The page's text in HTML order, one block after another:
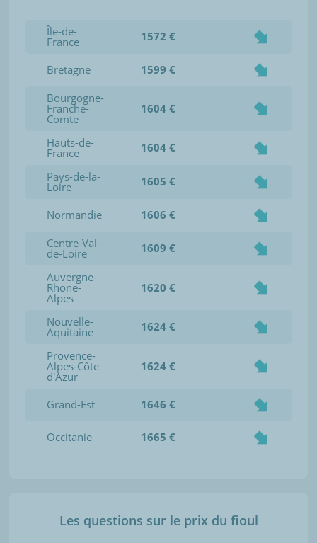
Île-de-
France 1572 €
Bretagne
1599 €
Bourgogne-
Franche-
Comte
1604 €
Hauts-de-
France
1604 €
Pays-de-la-
Loire 1605 €
Normandie
1606 €
Centre-Val-
de-Loire
1609 €
Auvergne-
Rhone-
Alpes
1620 €
Nouvelle-
Aquitaine
1624 €
Provence-
Alpes-Côte
d'Azur
1624 €
Grand-Est 1646 €
Occitanie 1665 €
Les questions sur le prix du fioul